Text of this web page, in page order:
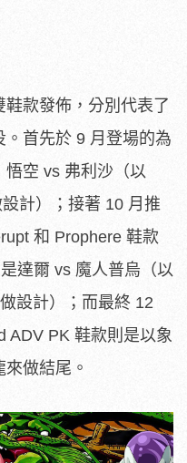
款發佈，分別代表了
首先於 9 月登場的為
空 vs 弗利沙（以
計）；接著 10 月推
和 Prophere 鞋款
達爾 vs 魔人普烏（以
設計）；而最終 12
ADV PK 鞋款則是以象
做結尾。